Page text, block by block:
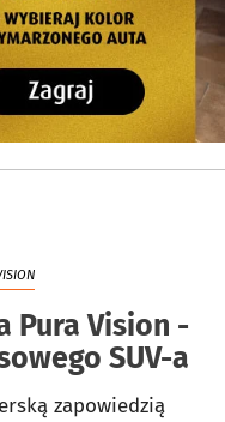
Pura Vision -
SUV-a
zapowiedzią